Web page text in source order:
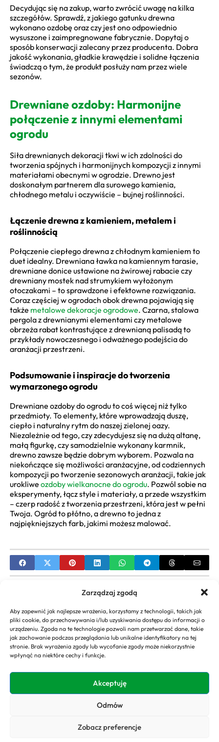
Zarządzaj zgodą
Aby zapewnić jak najlepsze wrażenia, korzystamy z technologii, takich jak
pliki cookie, do przechowywania i/lub uzyskiwania dostępu do informacji o
urządzeniu. Zgoda na te technologie pozwoli nam przetwarzać dane, takie
jak zachowanie podczas przeglądania lub unikalne identyfikatory na tej
stronie. Brak wyrażenia zgody lub wycofanie zgody może niekorzystnie
wpłynąć na niektóre cechy i funkcje.
Akceptuję
Odmów
Zobacz preferencje
Decydując się na zakup, warto zwrócić uwagę na kilka
szczegółów. Sprawdź, z jakiego gatunku drewna
wykonano ozdobę oraz czy jest ono odpowiednio
wysuszone i zaimpregnowane fabrycznie. Dopytaj o
sposób konserwacji zalecany przez producenta. Dobra
jakość wykonania, gładkie krawędzie i solidne łączenia
świadczą o tym, że produkt posłuży nam przez wiele
sezonów.
Drewniane ozdoby: Harmonijne
połączenie z innymi elementami
ogrodu
Siła drewnianych dekoracji tkwi w ich zdolności do
tworzenia spójnych i harmonijnych kompozycji z innymi
materiałami obecnymi w ogrodzie. Drewno jest
doskonałym partnerem dla surowego kamienia,
chłodnego metalu i oczywiście – bujnej roślinności.
Łączenie drewna z kamieniem, metalem i
roślinnością
Połączenie ciepłego drewna z chłodnym kamieniem to
duet idealny. Drewniana ławka na kamiennym tarasie,
drewniane donice ustawione na żwirowej rabacie czy
drewniany mostek nad strumykiem wyłożonym
otoczakami – to sprawdzone i efektowne rozwiązania.
Coraz częściej w ogrodach obok drewna pojawiają się
także metalowe dekoracje ogrodowe. Czarna, stalowa
pergola z drewnianymi elementami czy metalowe
obrzeża rabat kontrastujące z drewnianą palisadą to
przykłady nowoczesnego i odważnego podejścia do
aranżacji przestrzeni.
Podsumowanie i inspiracje do tworzenia
wymarzonego ogrodu
Drewniane ozdoby do ogrodu to coś więcej niż tylko
przedmioty. To elementy, które wprowadzają duszę,
ciepło i naturalny rytm do naszej zielonej oazy.
Niezależnie od tego, czy zdecydujesz się na dużą altanę,
małą figurkę, czy samodzielnie wykonany karmnik,
drewno zawsze będzie dobrym wyborem. Pozwala na
niekończące się możliwości aranżacyjne, od codziennych
kompozycji po tworzenie sezonowych aranżacji, takie jak
urokliwe ozdoby wielkanocne do ogrodu. Pozwól sobie na
eksperymenty, łącz style i materiały, a przede wszystkim
– czerp radość z tworzenia przestrzeni, która jest w pełni
Twoja. Ogród to płótno, a drewno to jedna z
najpiękniejszych farb, jakimi możesz malować.
Kule ozdobne do ogrodu Obi | Przewodnik po
rodzajach i aranżacji
NEXT
Jakie niskie krzewy ozdobne do ogrodu wybrać?
Copyright 2026. All rights
Prywatności